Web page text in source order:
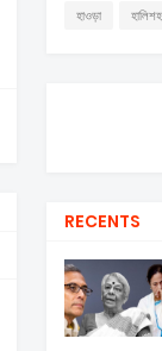
হাওড়া
RECENTS